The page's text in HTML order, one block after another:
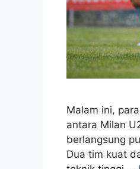
Malam ini,
antara Milan
berlangsung
Dua tim kuat